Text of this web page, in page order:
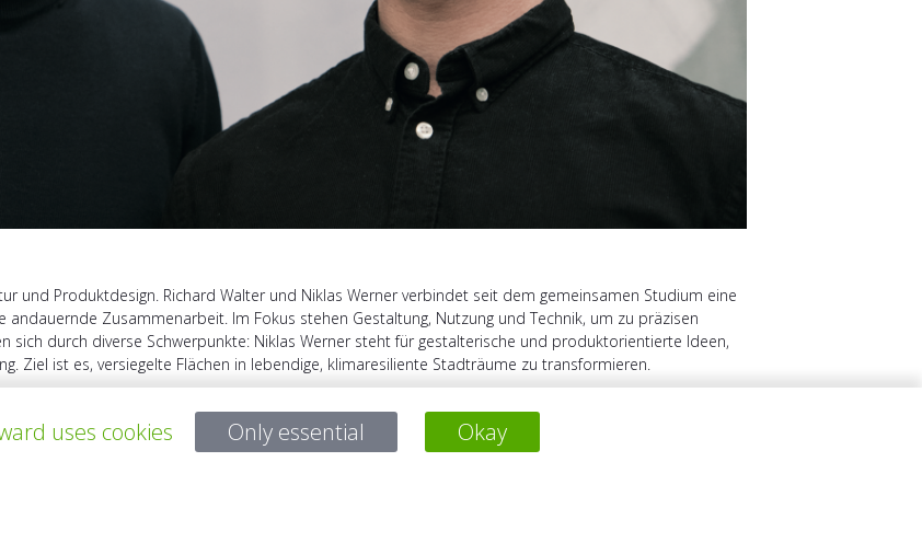
und Produktdesign. Richard Walter und Niklas Werner verbindet seit dem gemeinsamen Studium eine
Zusammenarbeit. Im Fokus stehen Gestaltung, Nutzung und Technik, um zu präzisen
sich durch diverse Schwerpunkte: Niklas Werner steht für gestalterische und produktorientierte Ideen,
Ziel ist es, versiegelte Flächen in lebendige, klimaresiliente Stadträume zu transformieren.
uses cookies Only essential Okay